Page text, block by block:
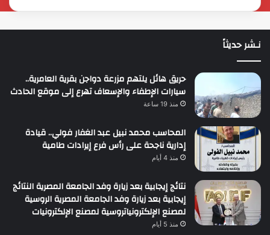
نـشر حديثاً
حريق هائل يلتهم مزرعة دواجن بقرية العامرية..
سيارات الإطفاء والإسعاف تهرع إلى موقع الحادث
منذ 19 ساعة
المحاسب محمد نبيل عبد الغفار فولي.. قيادة
إدارية ناجحة على رأس فرع إيرادات طامية
منذ 4 أيام
نتائج إيجابية بعد زيارة وفد الجامعة المصرية النتائج
إيجابية بعد زيارة وفد الجامعة المصرية الروسية
لمصنع الإلكترونياتروسية لمصنع الإلكترونيات
منذ 5 أيام